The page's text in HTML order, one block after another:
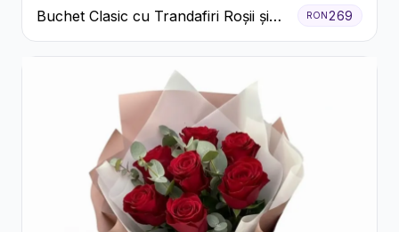
Buchet Clasic cu Trandafiri Roșii și
Crizanteme Albe
RON 269